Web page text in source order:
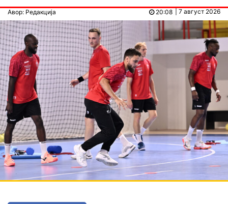
Авор: Редакција | 7 август 2026
20:08